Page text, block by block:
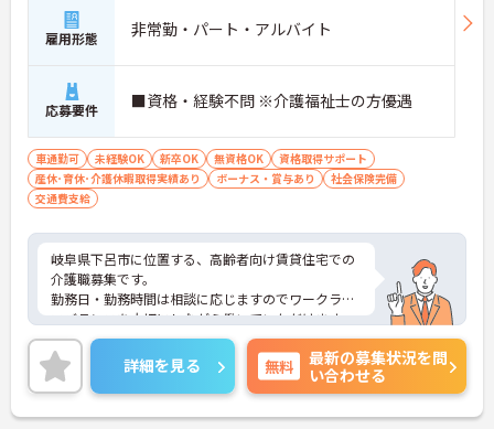
雇用形態 非常勤・パート・アルバイト
応募要件 ■資格・経験不問 ※介護福祉士の方優遇
車通勤可 未経験OK 新卒OK 無資格OK
資格取得サポート
産休･育休･介護休暇取得実績あり
ボーナス・賞与あり
社会保険完備
交通費支給
岐阜県下呂市に位置する、高齢者向け賃貸住宅での
介護職募集です。
勤務日・勤務時間は相談に応じますのでワークライ
フバランスを大切にしながら働いていただけます。
資格や実務経験はなくてもOK！現場で働きながら経
験を積んでいくことができます。
ご興味ある方には、面接対策ポイントなど、さらに
詳細をお話しいたしますのでお気軽にご相談くださ
い。
詳細を見る 無料
最新の募集状況を問
い合わせる